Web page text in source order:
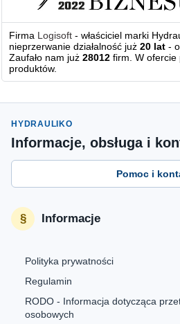
Firma Logisoft - właściciel marki
nieprzerwanie działalność już20 lat -
Zaufało nam już28012 firm. W
produktów.
HYDRAULIKO
Informacje, obsługa i
Pomoc i
Informacje
Polityka prywatności
Regulamin
RODO - Informacja dotycząca
osobowych